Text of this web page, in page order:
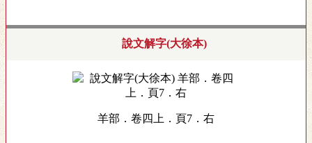
說文解字(大徐本)
羊部．卷四上．頁7．右